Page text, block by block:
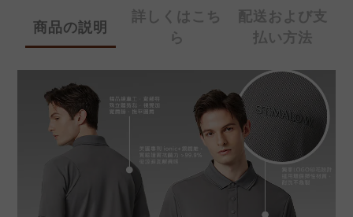
商品の説明
詳しくはこち
ら
配送および支
払い方法